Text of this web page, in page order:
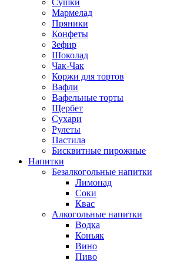
Сушки
Мармелад
Пряники
Конфеты
Зефир
Шоколад
Чак-Чак
Коржи для тортов
Вафли
Вафельные торты
Щербет
Сухари
Рулеты
Пастила
Бисквитные пирожные
Напитки
Безалкогольные напитки
Лимонад
Соки
Квас
Алкогольные напитки
Водка
Коньяк
Вино
Пиво